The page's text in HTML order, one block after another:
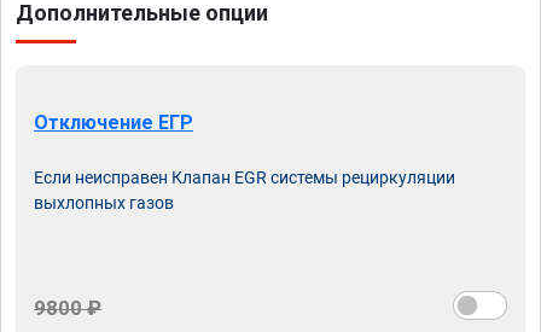
Дополнительные опции
Отключение ЕГР
Если неисправен Клапан EGR системы рециркуляции
выхлопных газов
9800 ₽